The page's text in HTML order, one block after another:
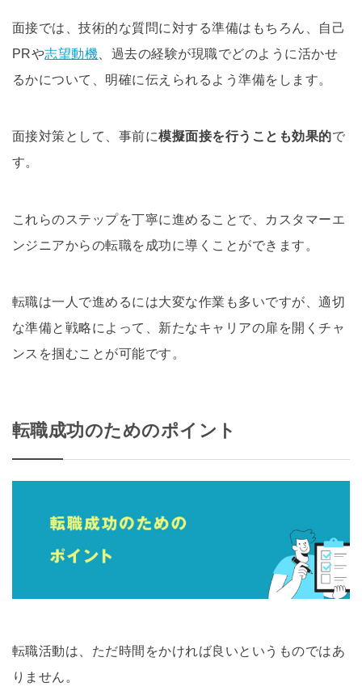
面接では、技術的な質問に対する準備はもちろん、自己
PRや志望動機 、過去の経験が現職でどのように活かせ
るかについて、明確に伝えられるよう準備をします。
面接対策として、事前に模擬面接を行うことも効果的で
す。
これらのステップを丁寧に進めることで、カスタマーエ
ンジニアからの転職を成功に導くことができます。
転職は一人で進めるには大変な作業も多いですが、適切
な準備と戦略によって、新たなキャリアの扉を開くチャ
ンスを掴むことが可能です。
転職成功のためのポイント
転職活動は、ただ時間をかければ良いというものではあ
りません。